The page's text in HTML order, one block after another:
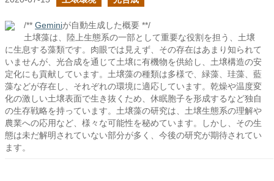
/** Geminiが自動生成した概要 **/
土壌藻は、陸上生態系の一部として重要な役割を担う、土壌
に生息する藻類です。肉眼では見えず、その存在はあまり知られて
いませんが、光合成を通じて土壌に有機物を供給し、土壌構造の安
定化にも貢献しています。土壌藻の種類は多様で、緑藻、珪藻、藍
藻などが存在し、それぞれの環境に適応しています。乾燥や温度変
化の激しい土壌表面で生き抜くため、休眠胞子を形成するなど独自
の生存戦略を持っています。土壌藻の研究は、土壌生態系の理解や
農業への応用など、様々な可能性を秘めています。しかし、その生
態は未だ解明されていない部分が多く、今後の研究が期待されてい
ます。